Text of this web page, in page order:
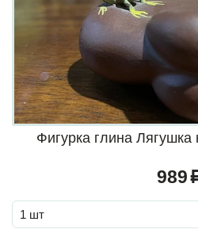
Фигурка глина
989